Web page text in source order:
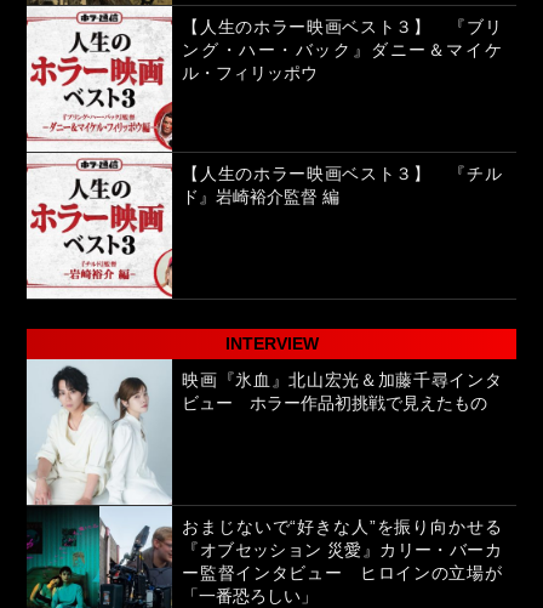
【人生のホラー映画ベスト３】 『ブリ
ング・ハー・バック』ダニー＆マイケ
ル・フィリッポウ
【人生のホラー映画ベスト３】 『チル
ド』岩崎裕介監督 編
INTERVIEW
映画『氷血』北山宏光＆加藤千尋インタ
ビュー ホラー作品初挑戦で見えたもの
おまじないで“好きな人”を振り向かせる
『オブセッション 災愛』カリー・バーカ
ー監督インタビュー ヒロインの立場が
「一番恐ろしい」